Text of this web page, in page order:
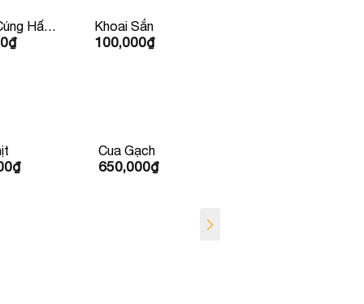
Hấp
Rau
₫
Khoai Sắn
100,000₫
₫
Cua Gạch
650,000₫